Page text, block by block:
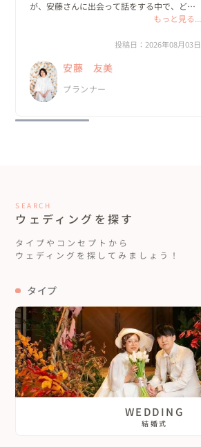
が、安藤さんに出会って話をする中で、どん
な一日にしたいのか？がどんどん具体的にな
ったことを、安藤さんは「何として...
もっと見る...
投稿日：2026年08月03日
安藤 友美
プランナー
SEARCH
ウェディングを探す
タイプやコンセプトから
ウェディングを探してみましょう！
タイプ
WEDDING
結婚式